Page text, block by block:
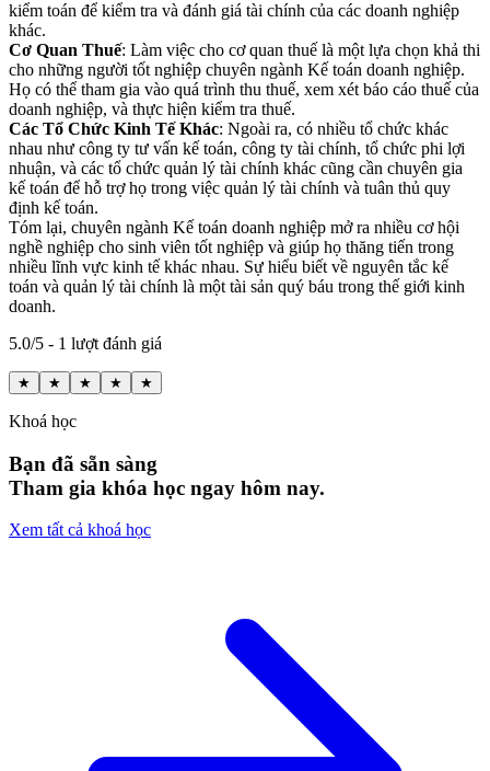
kiểm toán để kiểm tra và đánh giá tài chính của các doanh nghiệp
khác.
Cơ Quan Thuế: Làm việc cho cơ quan thuế là một lựa chọn khả thi
cho những người tốt nghiệp chuyên ngành Kế toán doanh nghiệp.
Họ có thể tham gia vào quá trình thu thuế, xem xét báo cáo thuế của
doanh nghiệp, và thực hiện kiểm tra thuế.
Các Tổ Chức Kinh Tế Khác: Ngoài ra, có nhiều tổ chức khác
nhau như công ty tư vấn kế toán, công ty tài chính, tổ chức phi lợi
nhuận, và các tổ chức quản lý tài chính khác cũng cần chuyên gia
kế toán để hỗ trợ họ trong việc quản lý tài chính và tuân thủ quy
định kế toán.
Tóm lại, chuyên ngành Kế toán doanh nghiệp mở ra nhiều cơ hội
nghề nghiệp cho sinh viên tốt nghiệp và giúp họ thăng tiến trong
nhiều lĩnh vực kinh tế khác nhau. Sự hiểu biết về nguyên tắc kế
toán và quản lý tài chính là một tài sản quý báu trong thế giới kinh
doanh.
5.0/5 - 1 lượt đánh giá
★ ★ ★ ★ ★
Khoá học
Bạn đã sẵn sàng
Tham gia khóa học ngay hôm nay.
Xem tất cả khoá học